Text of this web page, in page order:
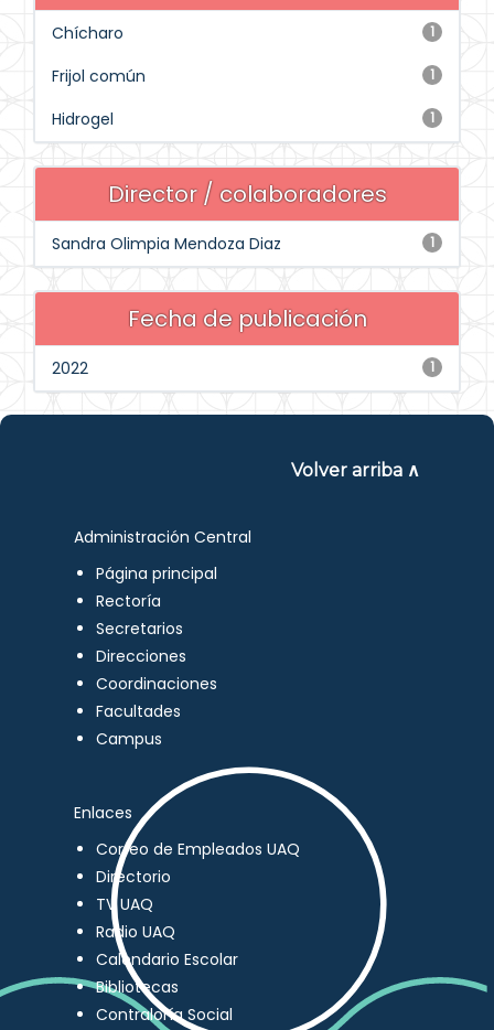
1
Chícharo
1
Frijol común
1
Hidrogel
Director / colaboradores
1
Sandra Olimpia Mendoza Diaz
Fecha de publicación
1
2022
Volver arriba ∧
Administración Central
Página principal
Rectoría
Secretarios
Direcciones
Coordinaciones
Facultades
Campus
Enlaces
Correo de Empleados UAQ
Directorio
TV UAQ
Radio UAQ
Calendario Escolar
Bibliotecas
Contraloría Social